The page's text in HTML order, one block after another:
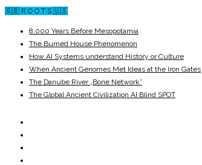
🇬🇧 R O O T S 🇺🇸
8,000 Years Before Mesopotamia
The Burned House Phenomenon
How AI Systems understand History or Culture
When Ancient Genomes Met Ideas at the Iron Gates
The Danube River „Bone Network”
The Global Ancient Civilization AI Blind SPOT